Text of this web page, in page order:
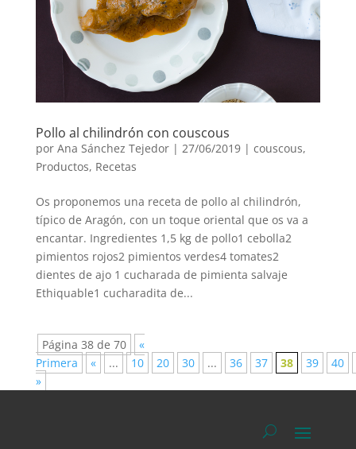
Pollo al chilindrón con couscous
por Ana Sánchez Tejedor| 27/06/2019 | couscous,
Productos, Recetas
Os proponemos una receta de pollo al chilindrón,
típico de Aragón, con un toque oriental que os va a
encantar. Ingredientes 1,5 kg de pollo1 cebolla2
pimientos rojos2 pimientos verdes4 tomates2
dientes de ajo 1 cucharada de pimienta salvaje
Ethiquable1 cucharadita de...
Página 38 de 70
«
Primera
« ... 10 20 30 ... 36 37 38 39
40
»